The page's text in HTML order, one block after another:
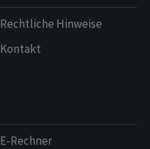
Rechtliche Hinweise
Kontakt
E-Rechner